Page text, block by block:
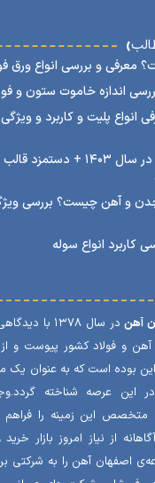
انواع ورق فولادی
ستون و فونداسیون
و کاربرد و ویژگی های هر
قیمت آرماتوربندی در سال ۱۴۰۳ + دستمزد قالب بندی و
بررسی ویژگی های
سوله
در سال ۱۳۷۸ با دیدگاهی متفاوت به
پیوست و از همان ابتدا
به عنوان یک منبع مطمئن،
شناخته گردد.وجود مدیران
زمینه را فراهم نموده تا با
امروز بازار خرید و فروش در
را به شرکتی برتر در ارایه‌ی